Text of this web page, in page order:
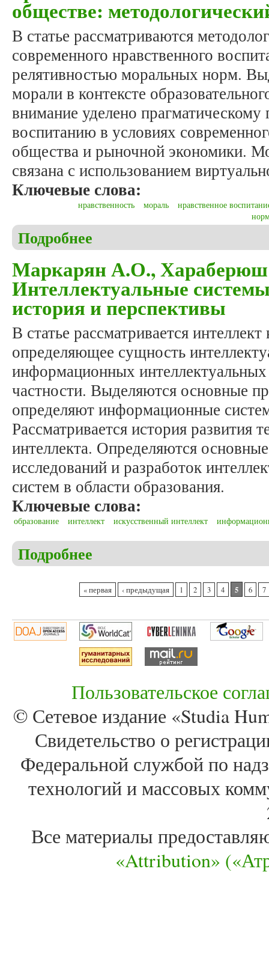
обществе:
В статье рассматриваются
современного нравственного
релятивностью моральных норм.
морали в контексте
внимание уделено
воспитанию в условиях
общества и рыночной экономики.
связана с использованием
Ключевые слова:
нравственность мораль
нравственное
Подробнее
Маркарян А.О.,
Интеллектуальные
история и перспективы
В статье рассматривается
определяющее сущность
информационных
частности. Выделяются основные
определяют информационные
Рассматривается история развития
интеллекта. Определяются
исследований и разработок
систем в области образования.
Ключевые слова:
образование интеллект искусственный интеллект
Подробнее
« первая ‹ предыдущая 1 2 3 4 5 6 7
Пользовательское
© Сетевое издание «Studia
Свидетельство о
Федеральной службой по
технологий и массовых
Все материалы
«Attribution»